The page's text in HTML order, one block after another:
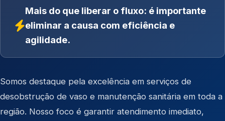
Mais do que liberar o fluxo: é importante
eliminar a causa com eficiência e
agilidade.
Somos destaque pela excelência em serviços de
desobstrução de vaso e manutenção sanitária em toda a
região. Nosso foco é garantir atendimento imediato,